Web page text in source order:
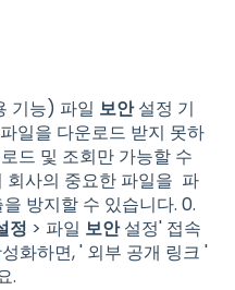
기능) 파일 보안설정 기
일을 다운로드 받지 못하
드 및 조회만 가능할 수
회사의 중요한 파일을 파
방지할 수 있습니다. 0.
정 > 파일 보안설정' 접속
화하면, ' 외부 공개 링크 '
.